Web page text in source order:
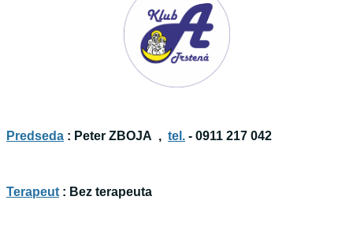
Predseda : Peter ZBOJA , tel. - 0911 217 042
Terapeut : Bez terapeuta